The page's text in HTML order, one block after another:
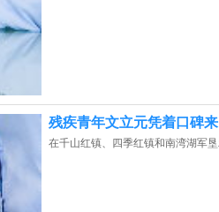
残疾青年文立元凭着口碑
在千山红镇、四季红镇和南湾湖军